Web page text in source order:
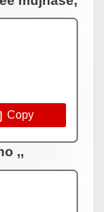
Copy
,,